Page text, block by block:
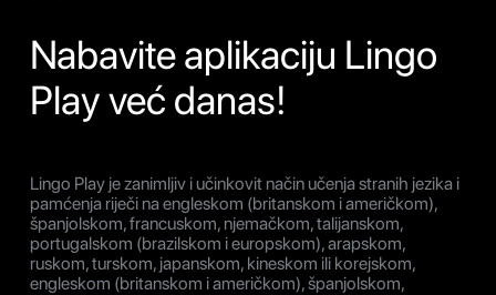
Nabavite aplikaciju Lingo
Play već danas!
Lingo Play je zanimljiv i učinkovit način učenja stranih jezika i
pamćenja riječi na engleskom (britanskom i američkom),
španjolskom, francuskom, njemačkom, talijanskom,
portugalskom (brazilskom i europskom), arapskom,
ruskom, turskom, japanskom, kineskom ili korejskom,
engleskom (britanskom i američkom), španjolskom,